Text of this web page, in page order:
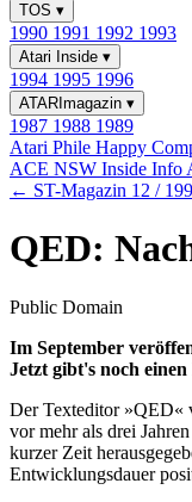
TOS ▾
1990 1991 1992 1993
Atari Inside ▾
1994 1995 1996
ATARImagazin ▾
1987 1988 1989
Atari Phile Happy
ACE NSW Inside Info
← ST-Magazin 12 /
QED:
Public Domain
Im September
Jetzt gibt's noch
Der Texteditor »QED«
vor mehr als drei
kurzer Zeit
Entwicklungsdauer